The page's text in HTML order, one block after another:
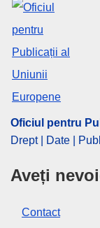
Oficiul pentru
Drept | Date |
Aveți
Contact